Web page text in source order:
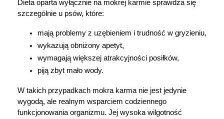
Dieta oparta wyłącznie na mokrej karmie sprawdza się
szczególnie u psów, które:
mają problemy z uzębieniem i trudność w gryzieniu,
wykazują obniżony apetyt,
wymagają większej atrakcyjności posiłków,
piją zbyt mało wody.
W takich przypadkach mokra karma nie jest jedynie
wygodą, ale realnym wsparciem codziennego
funkcjonowania organizmu. Jej wysoka wilgotność